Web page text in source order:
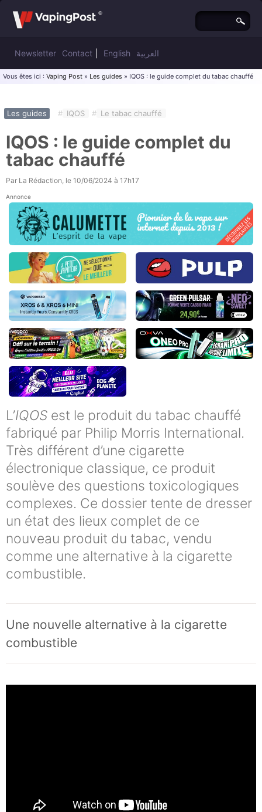
Newsletter Contact English العربية
Vous êtes ici : Vaping Post » Les guides » IQOS : le guide complet du tabac chauffé
Les guides # IQOS # Le tabac chauffé
IQOS : le guide complet du
tabac chauffé
Par La Rédaction, le 10/06/2024 à 17h17
Annonce
L’IQOS est le produit du tabac chauffé
fabriqué par Philip Morris International.
Très différent d’une cigarette
électronique classique, ce produit
soulève des questions toxicologiques
complexes. Ce dossier tente de dresser
un état des lieux complet de ce
nouveau produit du tabac, vendu
comme une alternative à la cigarette
combustible.
Une nouvelle alternative à la cigarette
combustible